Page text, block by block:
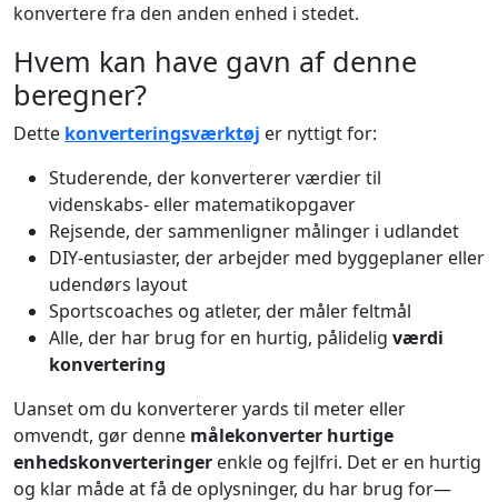
konvertere fra den anden enhed i stedet.
Hvem kan have gavn af denne
beregner?
Dette konverteringsværktøj er nyttigt for:
Studerende, der konverterer værdier til
videnskabs- eller matematikopgaver
Rejsende, der sammenligner målinger i udlandet
DIY-entusiaster, der arbejder med byggeplaner eller
udendørs layout
Sportscoaches og atleter, der måler feltmål
Alle, der har brug for en hurtig, pålidelig værdi
konvertering
Uanset om du konverterer yards til meter eller
omvendt, gør denne målekonverter hurtige
enhedskonverteringer enkle og fejlfri. Det er en hurtig
og klar måde at få de oplysninger, du har brug for—